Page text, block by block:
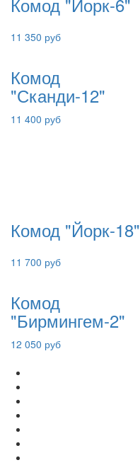
11 350 руб
Комод
"Сканди-12"
11 400 руб
Комод "Йорк-18"
11 700 руб
Комод
"Бирмингем-2"
12 050 руб